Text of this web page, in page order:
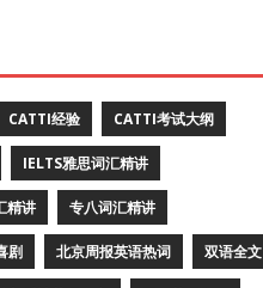
CATTI经验 CATTI考试大纲
IELTS雅思词汇精讲
精讲 专八词汇精讲
剧 北京周报英语热词 双语全文